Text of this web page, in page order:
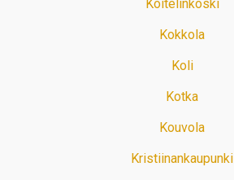
Koitelinkoski
Kokkola
Koli
Kotka
Kouvola
Kristiinankaupunki